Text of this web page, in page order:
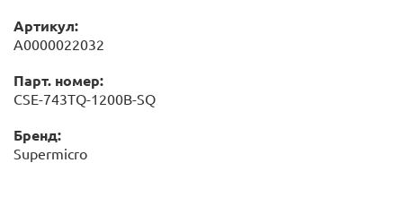
Артикул:
А0000022032
Парт. номер:
CSE-743TQ-1200B-SQ
Бренд:
Supermicro